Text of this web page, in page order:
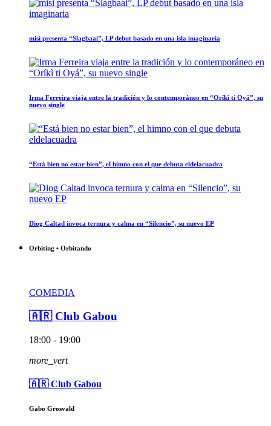
misi presenta “Slagbaai”, LP debut basado en una isla imaginaria
Irma Ferreira viaja entre la tradición y lo contemporáneo en “Oríkì ti Oyá”, su
nuevo single
“Está bien no estar bien”, el himno con el que debuta eldelacuadra
Diog Caltad invoca ternura y calma en “Silencio”, su nuevo EP
Orbiting • Orbitando
COMEDIA
🇦🇷 Club Gabou
18:00 - 19:00
more_vert
🇦🇷 Club Gabou
Gabo Grosvald